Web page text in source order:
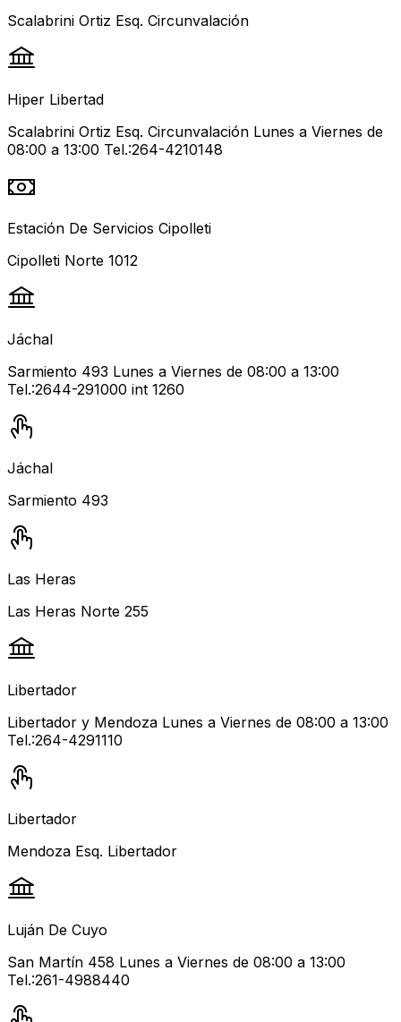
Scalabrini Ortiz Esq. Circunvalación
Hiper Libertad
Scalabrini Ortiz Esq. Circunvalación Lunes a Viernes de
08:00 a 13:00 Tel.:264-4210148
Estación De Servicios Cipolleti
Cipolleti Norte 1012
Jáchal
Sarmiento 493 Lunes a Viernes de 08:00 a 13:00
Tel.:2644-291000 int 1260
Jáchal
Sarmiento 493
Las Heras
Las Heras Norte 255
Libertador
Libertador y Mendoza Lunes a Viernes de 08:00 a 13:00
Tel.:264-4291110
Libertador
Mendoza Esq. Libertador
Luján De Cuyo
San Martín 458 Lunes a Viernes de 08:00 a 13:00
Tel.:261-4988440